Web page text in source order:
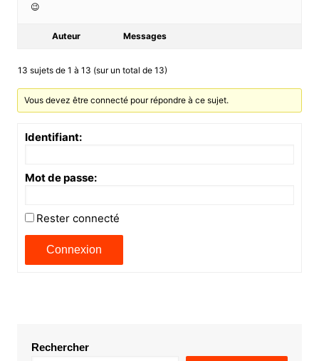
😉
Auteur Messages
13 sujets de 1 à 13 (sur un total de 13)
Vous devez être connecté pour répondre à ce sujet.
Identifiant:
Mot de passe:
Rester connecté
Connexion
Rechercher